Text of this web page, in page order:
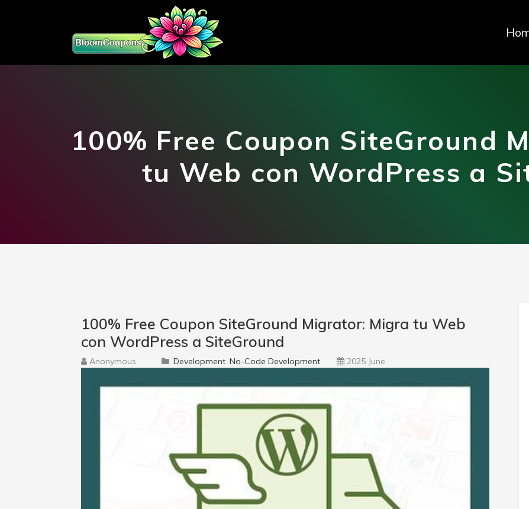
100% Free Coupon SiteGround
tu Web con WordPress a
100% Free Coupon SiteGround Migrator: Migra tu Web
con WordPress a SiteGround
Anonymous Development No-Code Development 2025 June